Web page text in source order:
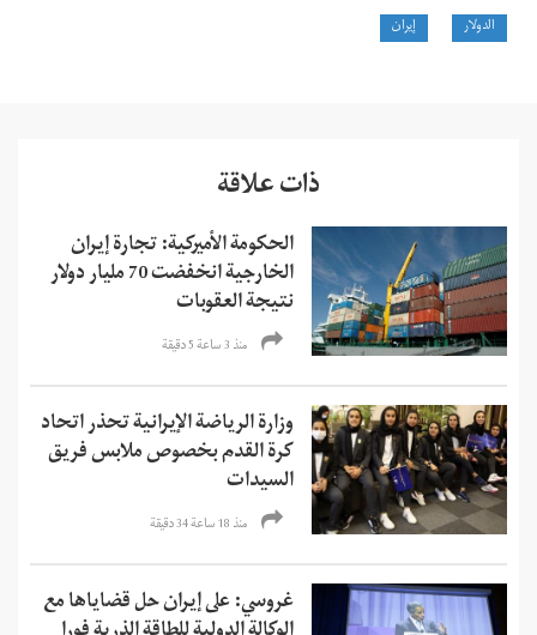
الدولار إيران
ذات علاقة
الحكومة الأميركية: تجارة إيران
الخارجية انخفضت 70 مليار دولار
نتيجة العقوبات
منذ 3 ساعة 5 دقیقة
وزارة الرياضة الإيرانية تحذر اتحاد
كرة القدم بخصوص ملابس فريق
السيدات
منذ 18 ساعة 34 دقیقة
غروسي: على إيران حل قضاياها مع